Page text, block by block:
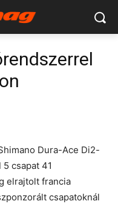
Dura-Ace Di2-
csapat 41
elrajtolt francia
csapatoknál